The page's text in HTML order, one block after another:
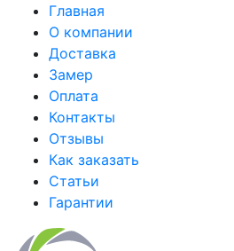
Главная
О компании
Доставка
Замер
Оплата
Контакты
Отзывы
Как заказать
Статьи
Гарантии